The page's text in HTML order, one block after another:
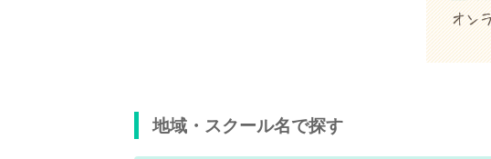
地域・スクール名で探す